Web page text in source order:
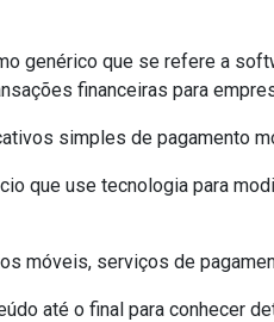
genérico que se refere a
financeiras para
simples de pagamento
que use tecnologia para
móveis, serviços de
até o final para conhecer